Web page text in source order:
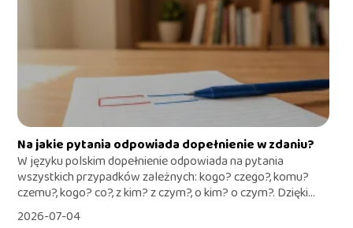
Na jakie pytania odpowiada dopełnienie w zdaniu?
W języku polskim dopełnienie odpowiada na pytania
wszystkich przypadków zależnych: kogo? czego?, komu?
czemu?, kogo? co?, z kim? z czym?, o kim? o czym?. Dzięki...
2026-07-04